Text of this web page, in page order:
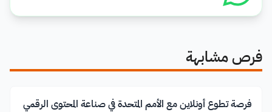
فرص مشابهة
فرصة تطوع أونلاين مع الأمم المتحدة في صناعة المحتوى الرقمي